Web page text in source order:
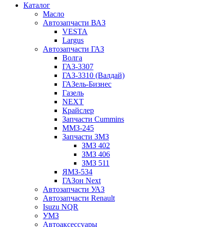
Каталог
Масло
Автозапчасти ВАЗ
VESTA
Largus
Автозапчасти ГАЗ
Волга
ГАЗ-3307
ГАЗ-3310 (Валдай)
ГАЗель-Бизнес
Газель
NEXT
Крайслер
Запчасти Cummins
ММЗ-245
Запчасти ЗМЗ
ЗМЗ 402
ЗМЗ 406
ЗМЗ 511
ЯМЗ-534
ГАЗон Next
Автозапчасти УАЗ
Автозапчасти Renault
Isuzu NQR
УМЗ
Автоаксессуары